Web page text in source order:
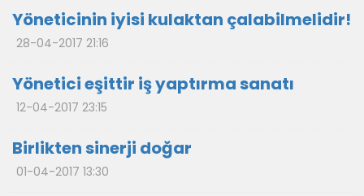
Yöneticinin iyisi kulaktan çalabilmelidir!
28-04-2017 21:16
Yönetici eşittir iş yaptırma sanatı
12-04-2017 23:15
Birlikten sinerji doğar
01-04-2017 13:30